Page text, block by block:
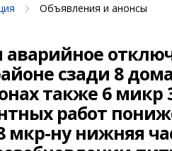
Объявления и анонсы
аварийное
сзади 8
также 6
работ
мкр-ну нижняя